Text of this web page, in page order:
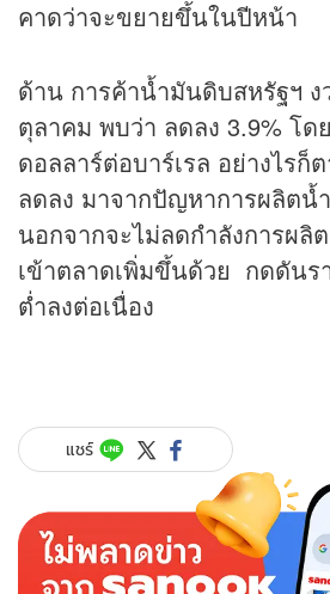
คาดว่าจะขยายขึ้นในปีหน้า
ด้าน การค้าน้ำมันดิบสหรัฐฯ ง
ตุลาคม พบว่า ลดลง 3.9% โด
ดอลลาร์ต่อบาร์เรล อย่างไรก็
ลดลง มาจากปัญหาการผลิตน้
นอกจากจะไม่ลดกำลังการผลิ
เข้าตลาดเพิ่มขึ้นด้วย กดดันร
ต่ำลงต่อเนื่อง
แชร์